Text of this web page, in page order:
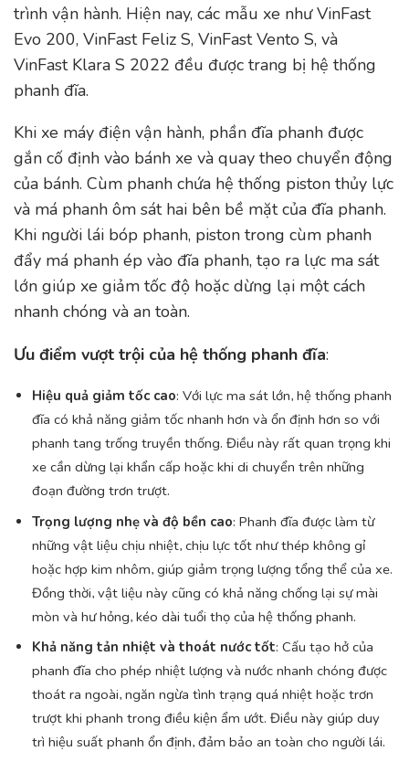
trình vận hành. Hiện nay, các mẫu xe như VinFast
Evo 200, VinFast Feliz S, VinFast Vento S, và
VinFast Klara S 2022 đều được trang bị hệ thống
phanh đĩa.
Khi xe máy điện vận hành, phần đĩa phanh được
gắn cố định vào bánh xe và quay theo chuyển động
của bánh. Cùm phanh chứa hệ thống piston thủy lực
và má phanh ôm sát hai bên bề mặt của đĩa phanh.
Khi người lái bóp phanh, piston trong cùm phanh
đẩy má phanh ép vào đĩa phanh, tạo ra lực ma sát
lớn giúp xe giảm tốc độ hoặc dừng lại một cách
nhanh chóng và an toàn.
Ưu điểm vượt trội của hệ thống phanh đĩa:
Hiệu quả giảm tốc cao: Với lực ma sát lớn, hệ thống phanh
đĩa có khả năng giảm tốc nhanh hơn và ổn định hơn so với
phanh tang trống truyền thống. Điều này rất quan trọng khi
xe cần dừng lại khẩn cấp hoặc khi di chuyển trên những
đoạn đường trơn trượt.
Trọng lượng nhẹ và độ bền cao: Phanh đĩa được làm từ
những vật liệu chịu nhiệt, chịu lực tốt như thép không gỉ
hoặc hợp kim nhôm, giúp giảm trọng lượng tổng thể của xe.
Đồng thời, vật liệu này cũng có khả năng chống lại sự mài
mòn và hư hỏng, kéo dài tuổi thọ của hệ thống phanh.
Khả năng tản nhiệt và thoát nước tốt: Cấu tạo hở của
phanh đĩa cho phép nhiệt lượng và nước nhanh chóng được
thoát ra ngoài, ngăn ngừa tình trạng quá nhiệt hoặc trơn
trượt khi phanh trong điều kiện ẩm ướt. Điều này giúp duy
trì hiệu suất phanh ổn định, đảm bảo an toàn cho người lái.